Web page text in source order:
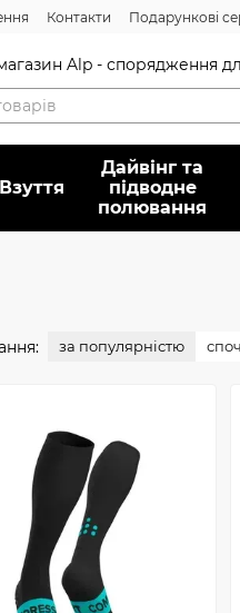
Контакти Подарункові
Alp - спорядження
Взуття
Дайвінг та
підводне
полювання
за популярністю